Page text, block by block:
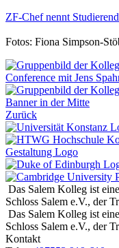
ZF-Chef nennt
Fotos: Fiona Simpson-
Zurück
Das Salem Kolleg ist
Schloss Salem e.V., der
Das Salem Kolleg ist
Schloss Salem e.V., der
Kontakt